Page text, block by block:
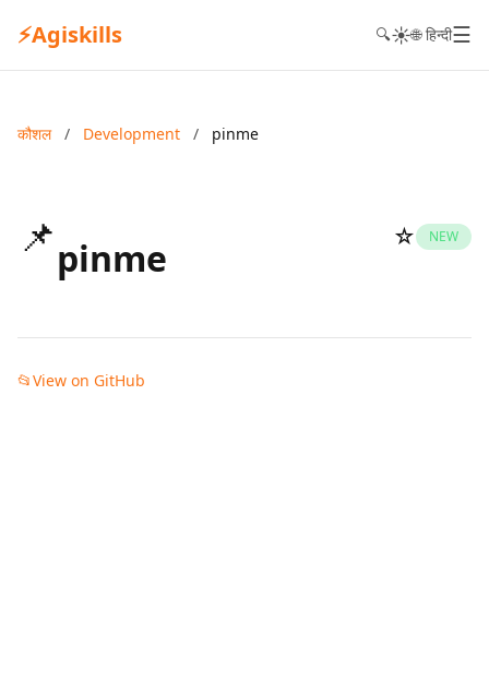
⚡Agiskills 🔍☀️🌐 हिन्दी☰
कौशल / Development / pinme
📌pinme ☆ NEW
📂View on GitHub